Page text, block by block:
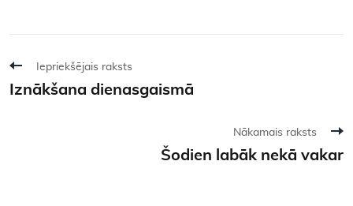
Iepriekšējais raksts
Iznākšana dienasgaismā
Nākamais raksts
Šodien labāk nekā vakar